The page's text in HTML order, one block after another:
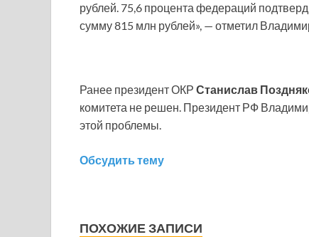
рублей. 75,6 процента федераций
сумму 815 млн рублей», — отметил
Ранее президент ОКР Станислав
комитета не решен. Президент РФ
этой проблемы.
Обсудить тему
ПОХОЖИЕ ЗАПИСИ